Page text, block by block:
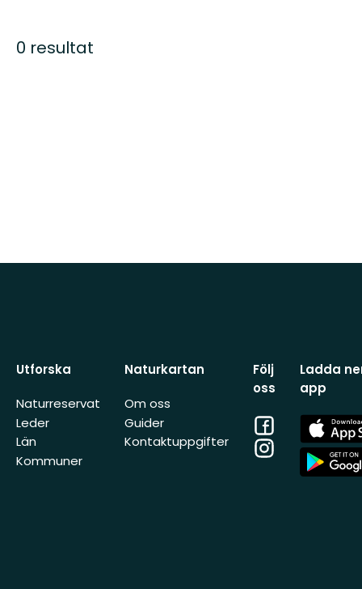
0 resultat
Utforska
Naturreservat
Leder
Län
Kommuner
Naturkartan
Om oss
Guider
Kontaktuppgifter
Följ
oss
Facebook
Instagram
Ladda
app
App
Store
App
Store